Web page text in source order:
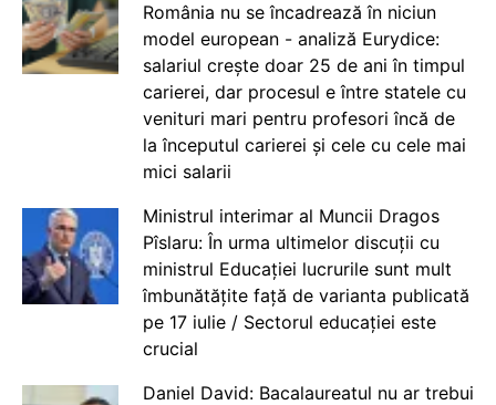
România nu se încadrează în niciun
model european - analiză Eurydice:
salariul crește doar 25 de ani în timpul
carierei, dar procesul e între statele cu
venituri mari pentru profesori încă de
la începutul carierei și cele cu cele mai
mici salarii
Ministrul interimar al Muncii Dragos
Pîslaru: În urma ultimelor discuții cu
ministrul Educației lucrurile sunt mult
îmbunătățite față de varianta publicată
pe 17 iulie / Sectorul educației este
crucial
Daniel David: Bacalaureatul nu ar trebui